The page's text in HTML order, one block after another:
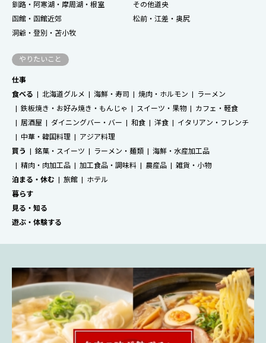
釧路・阿寒湖・摩周湖・根室
その他道央
函館・函館近郊
松前・江差・奥尻
洞爺・登別・苫小牧
やりたいこと
仕事
食べる
北海道グルメ 海鮮・寿司 焼肉・ホルモン
ラーメン
鉄板焼き・お好み焼き・もんじゃ
スイーツ・果物
カフェ・軽食
居酒屋
ダイニングバー・バー 和食 洋食
イタリアン・フレンチ
中華・韓国料理
アジア料理
買う
銘菓・スイーツ ラーメン・麺類
海鮮・水産加工品
精肉・肉加工品
加工食品・調味料 農産品
雑貨・小物
泊まる・休む
旅館
ホテル
暮らす
見る・知る
遊ぶ・体験する